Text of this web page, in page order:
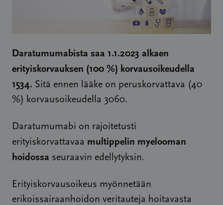
Daratumumabista saa 1.1.2023 alkaen
erityiskorvauksen (100 %) korvausoikeudella
1534. Sitä ennen lääke on peruskorvattava (40
%) korvausoikeudella 3060.
Daratumumabi on rajoitetusti
erityiskorvattavaa multippelin myelooman
hoidossa seuraavin edellytyksin.
Erityiskorvausoikeus myönnetään
erikoissairaanhoidon veritauteja hoitavasta